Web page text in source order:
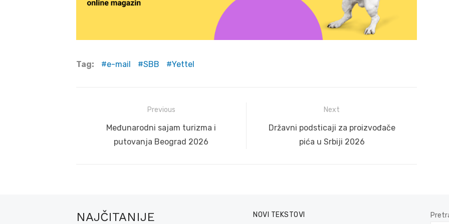
Tag: e-mail SBB Yettel
navigation
Previous
Previous
Međunarodni sajam turizma i
putovanja Beograd 2026
Next
Next
Državni podsticaji za proizvođače
pića u Srbiji 2026
NAJČITANIJE NOVI TEKSTOVI